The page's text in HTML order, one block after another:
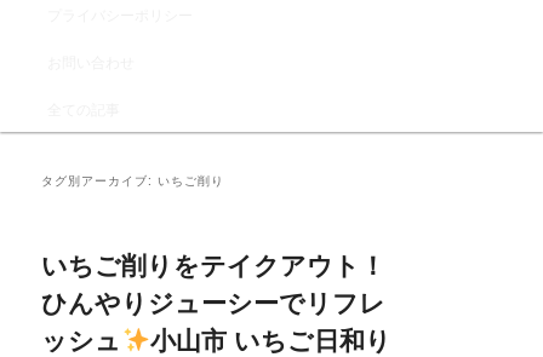
タグ別アーカイブ: いちご削り
いちご削りをテイクアウト！
ひんやりジューシーでリフレ
ッシュ
小山市 いちご日和り